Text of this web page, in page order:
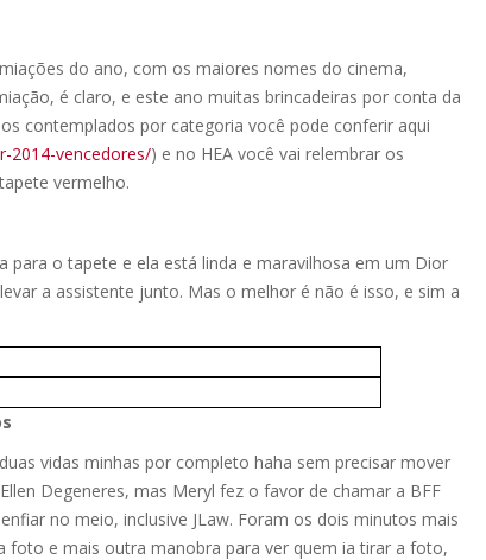
do ano, com os maiores nomes do cinema,
é claro, e este ano muitas brincadeiras por conta da
contemplados por categoria você pode conferir aqui
2014-vencedores/) e no HEA você vai relembrar os
vermelho.
para o tapete e ela está linda e maravilhosa em um Dior
a assistente junto. Mas o melhor é não é isso, e sim a
vidas minhas por completo haha sem precisar mover
Degeneres, mas Meryl fez o favor de chamar a BFF
no meio, inclusive JLaw. Foram os dois minutos mais
foto e mais outra manobra para ver quem ia tirar a foto,